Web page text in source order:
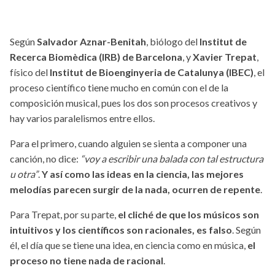
SegúnSalvador Aznar-Benitah, biólogo del Institut de
Recerca Biomèdica (IRB) de Barcelona, yXavier Trepat,
físico del Institut de Bioenginyeria de Catalunya (IBEC), el
proceso científico tiene mucho en común con el de la
composición musical, pues los dos son procesos creativos y
hay varios paralelismos entre ellos.
Para el primero, cuando alguien se sienta a componer una
canción, no dice: “voy a escribir una balada con tal estructura
u otra”.Y así como las ideas en la ciencia, las mejores
melodías parecen surgir de la nada, ocurren de repente.
Para Trepat, por su parte, el cliché de que los músicos son
intuitivos y los científicos son racionales, es falso. Según
él, el día que se tiene una idea, en ciencia como en música, el
proceso no tiene nada de racional.